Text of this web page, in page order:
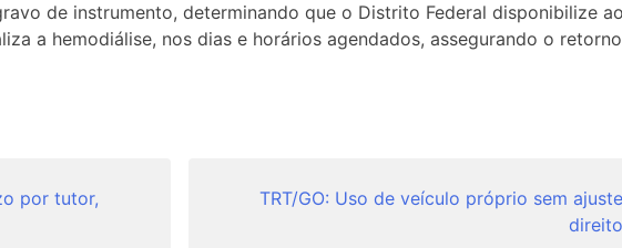
de instrumento, determinando que o Distrito Federal disponibilize
a hemodiálise, nos dias e horários agendados, assegurando o
por tutor,
TRT/GO: Uso de veículo próprio sem